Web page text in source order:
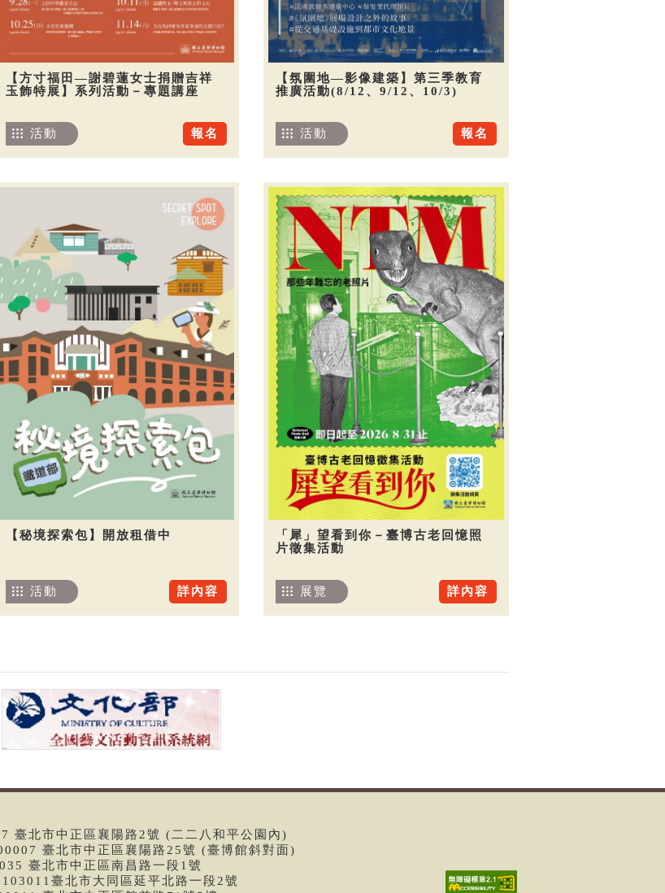
【方寸福田—謝碧蓮女士捐贈吉祥
玉飾特展】系列活動－專題講座
報名
活動
【氛圍地—影像建築】第三季教育
推廣活動(8/12、9/12、10/3)
報名
活動
【秘境探索包】開放租借中
詳內容
活動
「犀」望看到你－臺博古老回憶照
片徵集活動
詳內容
展覽
北市中正區襄陽路2號 (二二八和平公園內)
臺北市中正區襄陽路25號 (臺博館斜對面)
臺北市中正區南昌路一段1號
臺北市大同區延平北路一段2號